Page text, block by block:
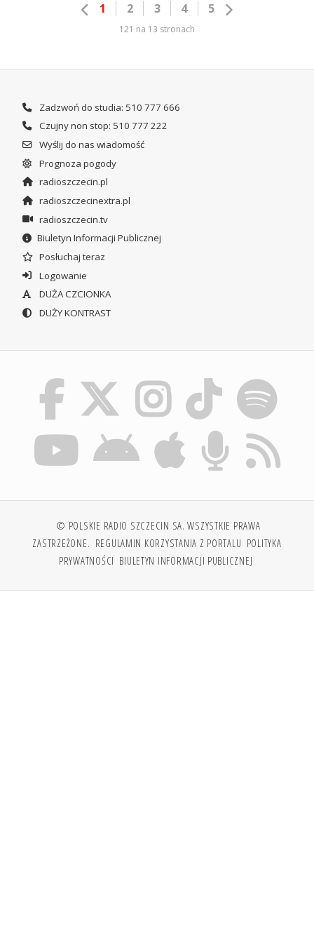
1 2 3 4 5
121 na 13 stronach
Zadzwoń do studia: 510 777 666
Czujny non stop: 510 777 222
Wyślij do nas wiadomość
Prognoza pogody
radioszczecin.pl
radioszczecinextra.pl
radioszczecin.tv
Biuletyn Informacji Publicznej
Posłuchaj teraz
Logowanie
DUŻA CZCIONKA
DUŻY KONTRAST
© POLSKIE RADIO SZCZECIN SA. WSZYSTKIE PRAWA
ZASTRZEŻONE. REGULAMIN KORZYSTANIA Z PORTALU POLITYKA
PRYWATNOŚCI BIULETYN INFORMACJI PUBLICZNEJ